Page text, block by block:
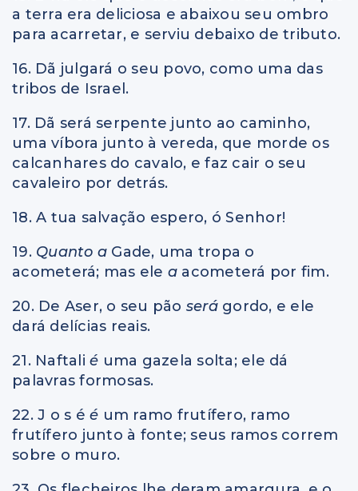
a terra era deliciosa e abaixou seu ombro
para acarretar, e serviu debaixo de tributo.
16. Dã julgará o seu povo, como uma das
tribos de Israel.
17. Dã será serpente junto ao caminho,
uma víbora junto à vereda, que morde os
calcanhares do cavalo, e faz cair o seu
cavaleiro por detrás.
18. A tua salvação espero, ó Senhor!
19. Quanto a Gade, uma tropa o
acometerá; mas ele a acometerá por fim.
20. De Aser, o seu pão será gordo, e ele
dará delícias reais.
21. Naftali é uma gazela solta; ele dá
palavras formosas.
22. J o s é é um ramo frutífero, ramo
frutífero junto à fonte; seus ramos correm
sobre o muro.